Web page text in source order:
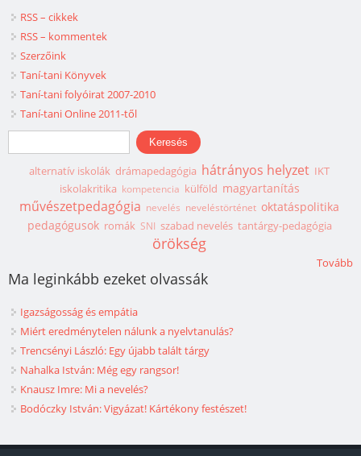
RSS – cikkek
RSS – kommentek
Szerzőink
Taní-tani Könyvek
Taní-tani folyóirat 2007-2010
Taní-tani Online 2011-től
Keresés űrlap
Keresés
alternatív iskolák drámapedagógia hátrányos helyzet IKT
iskolakritika kompetencia külföld magyartanítás
művészetpedagógia nevelés neveléstörténet oktatáspolitika
pedagógusok romák SNI szabad nevelés tantárgy-pedagógia
örökség
Tovább
Ma leginkább ezeket olvassák
Igazságosság és empátia
Miért eredménytelen nálunk a nyelvtanulás?
Trencsényi László: Egy újabb talált tárgy
Nahalka István: Még egy rangsor!
Knausz Imre: Mi a nevelés?
Bodóczky István: Vigyázat! Kártékony festészet!